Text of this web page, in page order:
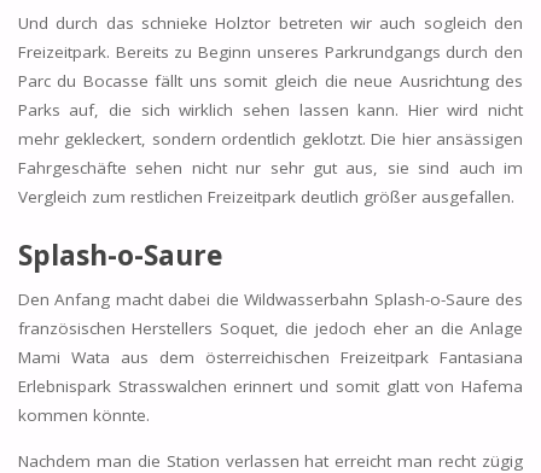
Und durch das schnieke Holztor betreten wir auch sogleich den
Freizeitpark. Bereits zu Beginn unseres Parkrundgangs durch den
Parc du Bocasse fällt uns somit gleich die neue Ausrichtung des
Parks auf, die sich wirklich sehen lassen kann. Hier wird nicht
mehr gekleckert, sondern ordentlich geklotzt. Die hier ansässigen
Fahrgeschäfte sehen nicht nur sehr gut aus, sie sind auch im
Vergleich zum restlichen Freizeitpark deutlich größer ausgefallen.
Splash-o-Saure
Den Anfang macht dabei die Wildwasserbahn Splash-o-Saure des
französischen Herstellers Soquet, die jedoch eher an die Anlage
Mami Wata aus dem österreichischen Freizeitpark Fantasiana
Erlebnispark Strasswalchen erinnert und somit glatt von Hafema
kommen könnte.
Nachdem man die Station verlassen hat erreicht man recht zügig